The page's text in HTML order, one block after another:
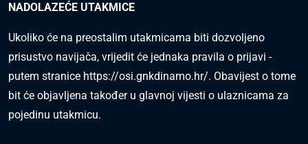
NADOLAZEĆE UTAKMICE
Ukoliko će na preostalim utakmicama biti dozvoljeno
prisustvo navijača, vrijedit će jednaka pravila o prijavi -
putem stranice https://osi.gnkdinamo.hr/. Obavijest o tome
bit će objavljena također u glavnoj vijesti o ulaznicama za
pojedinu utakmicu.